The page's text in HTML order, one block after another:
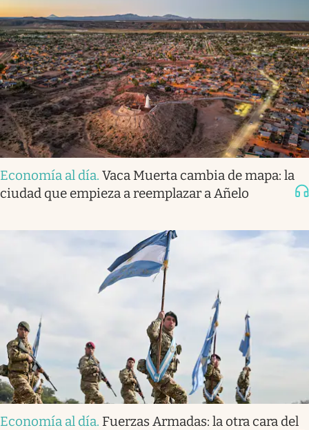
Economía al día. Vaca Muerta cambia de mapa: la
ciudad que empieza a reemplazar a Añelo
Economía al día. Fuerzas Armadas: la otra cara del